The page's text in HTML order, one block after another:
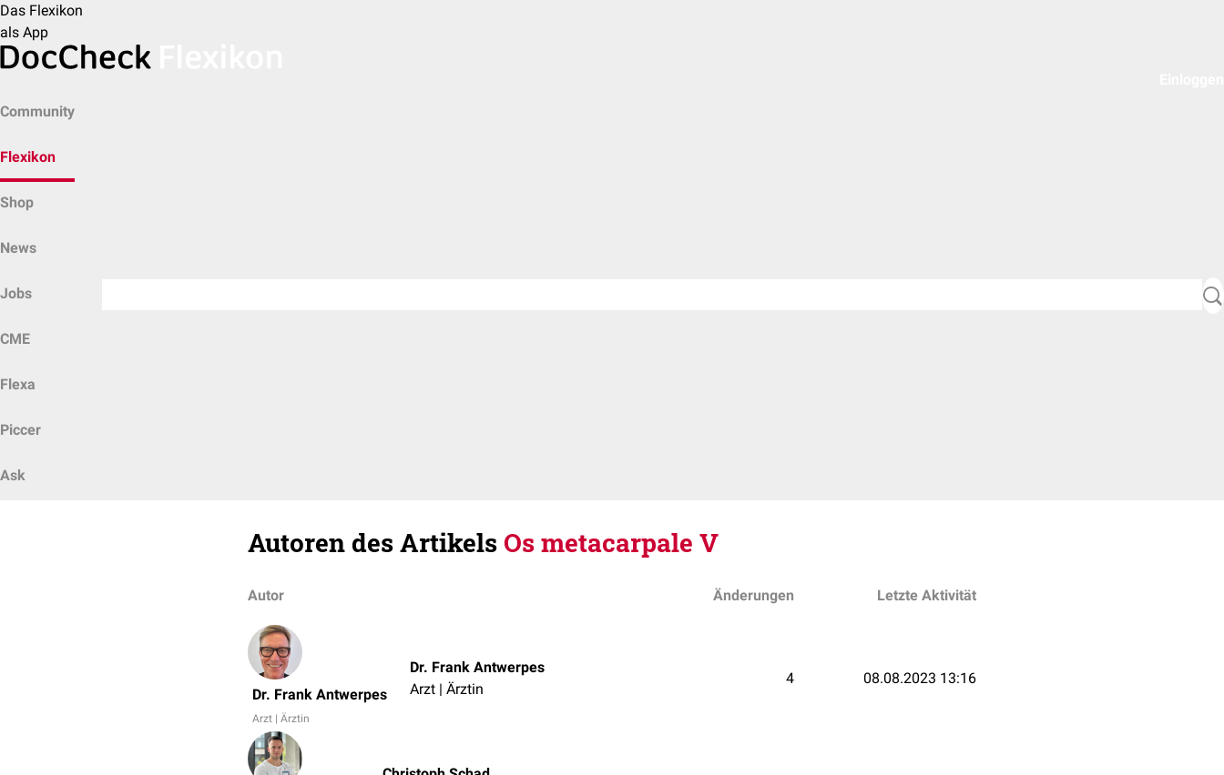
Das Flexikon
als App
Community
Flexikon
Shop
News
Jobs
CME
Flexa
Piccer
Ask
Autoren des Artikels Os metacarpale V
Autor Änderungen Letzte Aktivität
Dr. Frank Antwerpes
Arzt | Ärztin
Dr. Frank Antwerpes
Arzt | Ärztin
4 08.08.2023 13:16